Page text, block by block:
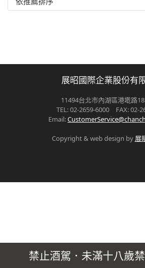
展昭國際企業股份有
11494台北市內湖區港墘路
TEL: 02-2659-6000 FAX: 02-
Email:
Copyright & web design by 展
禁止酒駕．未滿十八歲